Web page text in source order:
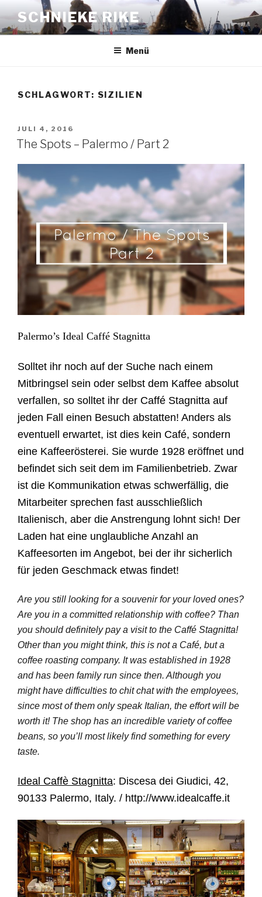
Inhalt
springen
SCHNIEKE RIKE
Menü
SCHLAGWORT: SIZILIEN
VERÖFFENTLICHT
AM
JULI 4, 2016
The Spots – Palermo / Part 2
Palermo’s Ideal Caffé Stagnitta
Solltet ihr noch auf der Suche nach einem
Mitbringsel sein oder selbst dem Kaffee absolut
verfallen, so solltet ihr der Caffé Stagnitta auf
jeden Fall einen Besuch abstatten! Anders als
eventuell erwartet, ist dies kein Café, sondern
eine Kaffeerösterei. Sie wurde 1928 eröffnet und
befindet sich seit dem im Familienbetrieb. Zwar
ist die Kommunikation etwas schwerfällig, die
Mitarbeiter sprechen fast ausschließlich
Italienisch, aber die Anstrengung lohnt sich! Der
Laden hat eine unglaubliche Anzahl an
Kaffeesorten im Angebot, bei der ihr sicherlich
für jeden Geschmack etwas findet!
Are you still looking for a souvenir for your loved ones?
Are you in a committed relationship with coffee? Than
you should definitely pay a visit to the Caffé Stagnitta!
Other than you might think, this is not a Café, but a
coffee roasting company. It was established in 1928
and has been family run since then. Although you
might have difficulties to chit chat with the employees,
since most of them only speak Italian, the effort will be
worth it! The shop has an incredible variety of coffee
beans, so you’ll most likely find something for every
taste.
Ideal Caffè Stagnitta: Discesa dei Giudici, 42,
90133 Palermo, Italy. / http://www.idealcaffe.it